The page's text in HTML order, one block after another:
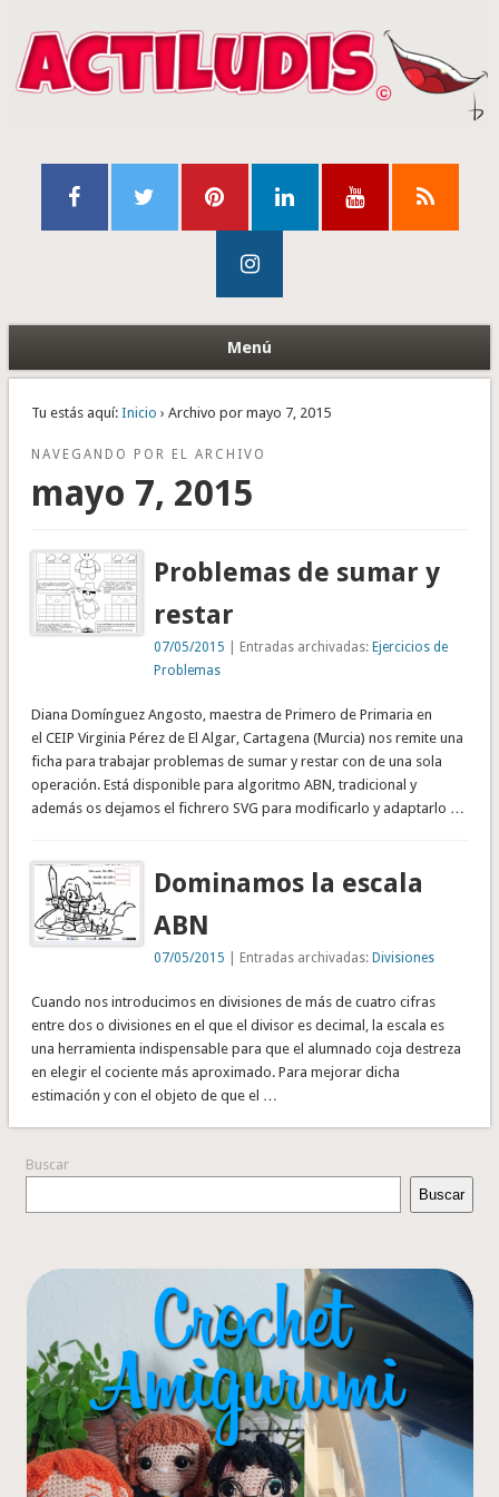
Menú
Tu estás aquí: Inicio › Archivo por mayo 7, 2015
NAVEGANDO POR EL ARCHIVO
mayo 7, 2015
Problemas de sumar y
restar
07/05/2015 | Entradas archivadas:Ejercicios de
Problemas
Diana Domínguez Angosto, maestra de Primero de Primaria en
el CEIP Virginia Pérez de El Algar, Cartagena (Murcia) nos remite una
ficha para trabajar problemas de sumar y restar con de una sola
operación. Está disponible para algoritmo ABN, tradicional y
además os dejamos el fichrero SVG para modificarlo y adaptarlo …
Dominamos la escala
ABN
07/05/2015 | Entradas archivadas:Divisiones
Cuando nos introducimos en divisiones de más de cuatro cifras
entre dos o divisiones en el que el divisor es decimal, la escala es
una herramienta indispensable para que el alumnado coja destreza
en elegir el cociente más aproximado. Para mejorar dicha
estimación y con el objeto de que el …
Buscar
Buscar